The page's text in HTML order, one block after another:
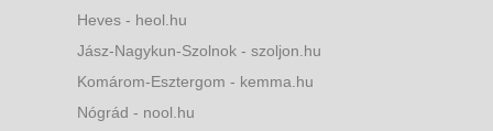
Heves - heol.hu
Jász-Nagykun-Szolnok - szoljon.hu
Komárom-Esztergom - kemma.hu
Nógrád - nool.hu